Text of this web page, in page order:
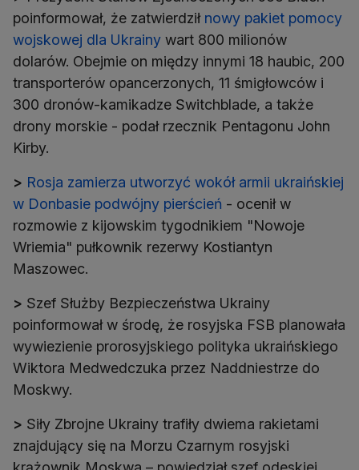
poinformował, że zatwierdził nowy pakiet pomocy
wojskowej dla Ukrainy wart 800 milionów
dolarów. Obejmie on między innymi 18 haubic, 200
transporterów opancerzonych, 11 śmigłowców i
300 dronów-kamikadze Switchblade, a także
drony morskie - podał rzecznik Pentagonu John
Kirby.
> Rosja zamierza utworzyć wokół armii ukraińskiej
w Donbasie podwójny pierścień - ocenił w
rozmowie z kijowskim tygodnikiem "Nowoje
Wriemia" pułkownik rezerwy Kostiantyn
Maszowec.
> Szef Służby Bezpieczeństwa Ukrainy
poinformował w środę, że rosyjska FSB planowała
wywiezienie prorosyjskiego polityka ukraińskiego
Wiktora Medwedczuka przez Naddniestrze do
Moskwy.
> Siły Zbrojne Ukrainy trafiły dwiema rakietami
znajdujący się na Morzu Czarnym rosyjski